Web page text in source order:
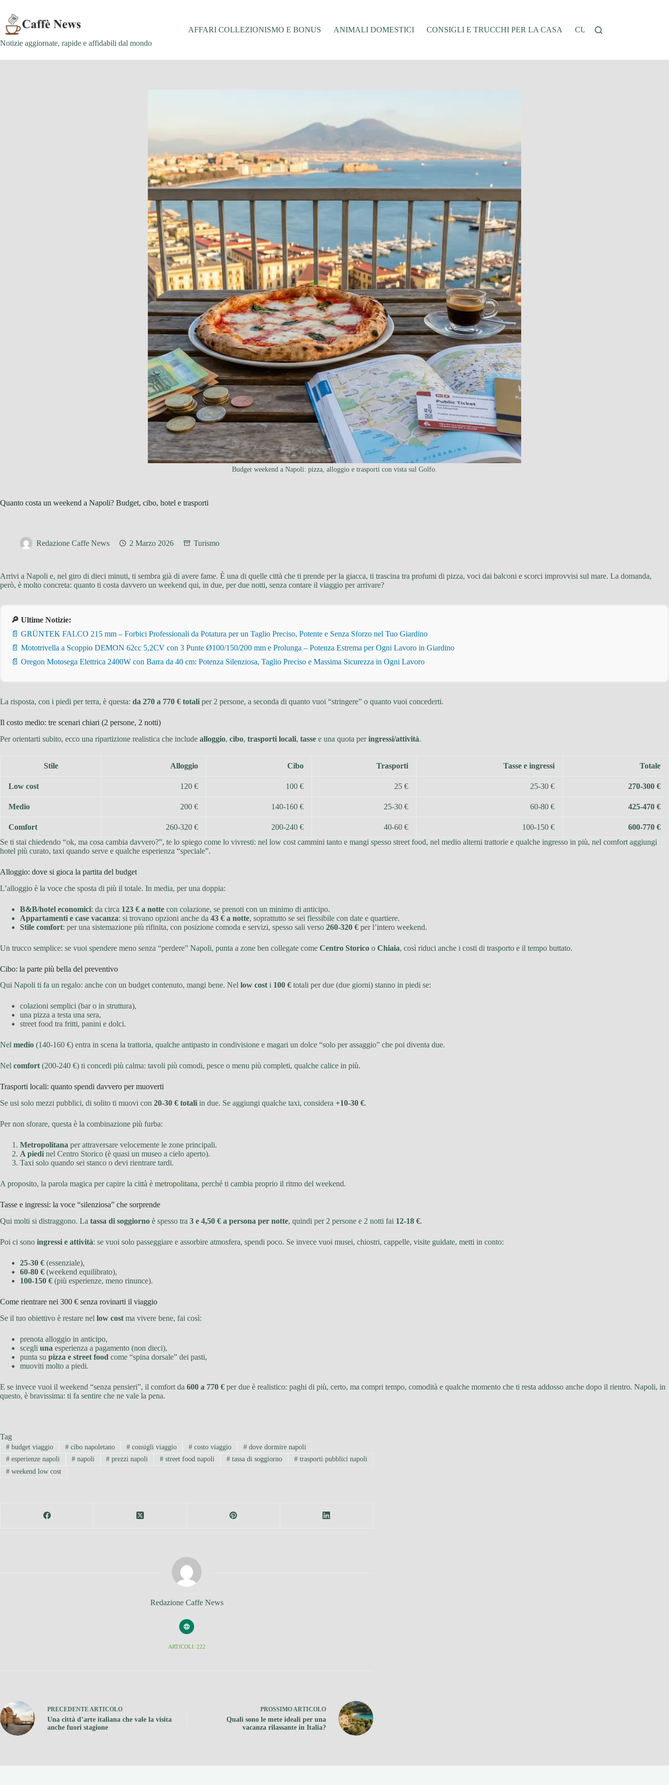
contenuto
Notizie aggiornate, rapide e affidabili dal mondo
AFFARI COLLEZIONISMO E BONUS ANIMALI DOMESTICI CONSIGLI E TRUCCHI PER LA CASA CUCINA E RICETTE
Budget weekend a Napoli: pizza, alloggio e trasporti con vista sul Golfo.
Quanto costa un weekend a Napoli? Budget, cibo, hotel e trasporti
Redazione Caffe News 2 Marzo 2026 Turismo
Arrivi a Napoli e, nel giro di dieci minuti, ti sembra già di avere fame. È una di quelle città che ti prende per la giacca, ti trascina tra profumi di pizza, voci dai balconi e scorci improvvisi sul mare. La domanda,
però, è molto concreta: quanto ti costa davvero un weekend qui, in due, per due notti, senza contare il viaggio per arrivare?
🔎 Ultime Notizie:
📄 GRÜNTEK FALCO 215 mm – Forbici Professionali da Potatura per un Taglio Preciso, Potente e Senza Sforzo nel Tuo Giardino
📄 Mototrivella a Scoppio DEMON 62cc 5,2CV con 3 Punte Ø100/150/200 mm e Prolunga – Potenza Estrema per Ogni Lavoro in Giardino
📄 Oregon Motosega Elettrica 2400W con Barra da 40 cm: Potenza Silenziosa, Taglio Preciso e Massima Sicurezza in Ogni Lavoro
La risposta, con i piedi per terra, è questa: da 270 a 770 € totali per 2 persone, a seconda di quanto vuoi “stringere” o quanto vuoi concederti.
Il costo medio: tre scenari chiari (2 persone, 2 notti)
Per orientarti subito, ecco una ripartizione realistica che include alloggio, cibo, trasporti locali, tasse e una quota peringressi/attività.
Stile Alloggio Cibo Trasporti Tasse e ingressi Totale
Low cost 120 € 100 € 25 € 25-30 € 270-300 €
Medio 200 € 140-160 € 25-30 € 60-80 € 425-470 €
Comfort 260-320 € 200-240 € 40-60 € 100-150 €
600-770 €
Se ti stai chiedendo “ok, ma cosa cambia davvero?”, te lo spiego come lo vivresti: nel low cost cammini tanto e mangi spesso street food, nel medio alterni trattorie e qualche ingresso in più, nel comfort aggiungi
hotel più curato, taxi quando serve e qualche esperienza “speciale”.
Alloggio: dove si gioca la partita del budget
L’alloggio è la voce che sposta di più il totale. In media, per una doppia:
B&B/hotel economici: da circa 123 € a notte con colazione, se prenoti con un minimo di anticipo.
Appartamenti e case vacanza: si trovano opzioni anche da 43 € a notte, soprattutto se sei flessibile con date e quartiere.
Stile comfort: per una sistemazione più rifinita, con posizione comoda e servizi, spesso sali verso 260-320 € per l’intero weekend.
Un trucco semplice: se vuoi spendere meno senza “perdere” Napoli, punta a zone ben collegate come Centro Storico o Chiaia, così riduci anche i costi di trasporto e il tempo buttato.
Cibo: la parte più bella del preventivo
Qui Napoli ti fa un regalo: anche con un budget contenuto, mangi bene. Nel low cost i 100 € totali per due (due giorni) stanno in piedi se:
colazioni semplici (bar o in struttura),
una pizza a testa una sera,
street food tra fritti, panini e dolci.
Nel medio (140-160 €) entra in scena la trattoria, qualche antipasto in condivisione e magari un dolce “solo per assaggio” che poi diventa due.
Nel comfort (200-240 €) ti concedi più calma: tavoli più comodi, pesce o menu più completi, qualche calice in più.
Trasporti locali: quanto spendi davvero per muoverti
Se usi solo mezzi pubblici, di solito ti muovi con 20-30 € totali in due. Se aggiungi qualche taxi, considera +10-30 €.
Per non sforare, questa è la combinazione più furba:
Metropolitana per attraversare velocemente le zone principali.
A piedi nel Centro Storico (è quasi un museo a cielo aperto).
Taxi solo quando sei stanco o devi rientrare tardi.
A proposito, la parola magica per capire la città è metropolitana, perché ti cambia proprio il ritmo del weekend.
Tasse e ingressi: la voce “silenziosa” che sorprende
Qui molti si distraggono. La tassa di soggiorno è spesso tra 3 e 4,50 € a persona per notte, quindi per 2 persone e 2 notti fai 12-18 €.
Poi ci sono ingressi e attività: se vuoi solo passeggiare e assorbire atmosfera, spendi poco. Se invece vuoi musei, chiostri, cappelle, visite guidate, metti in conto:
25-30 € (essenziale),
60-80 € (weekend equilibrato),
100-150 € (più esperienze, meno rinunce).
Come rientrare nei 300 € senza rovinarti il viaggio
Se il tuo obiettivo è restare nel low cost ma vivere bene, fai così:
prenota alloggio in anticipo,
scegli una esperienza a pagamento (non dieci),
punta su pizza e street food come “spina dorsale” dei pasti,
muoviti molto a piedi.
E se invece vuoi il weekend “senza pensieri”, il comfort da 600 a 770 € per due è realistico: paghi di più, certo, ma compri tempo, comodità e qualche momento che ti resta addosso anche dopo il rientro. Napoli, in
questo, è bravissima: ti fa sentire che ne vale la pena.
Tag
#budget viaggio #cibo napoletano # consigli viaggio # costo viaggio # dove dormire napoli
#esperienze napoli #napoli # prezzi napoli # street food napoli # tassa di soggiorno #trasporti pubblici napoli
#weekend low cost
Redazione Caffe News
ARTICOLI: 222
PRECEDENTEARTICOLO
Una città d’arte italiana che vale la visita
anche fuori stagione
PROSSIMOARTICOLO
Quali sono le mete ideali per una
vacanza rilassante in Italia?